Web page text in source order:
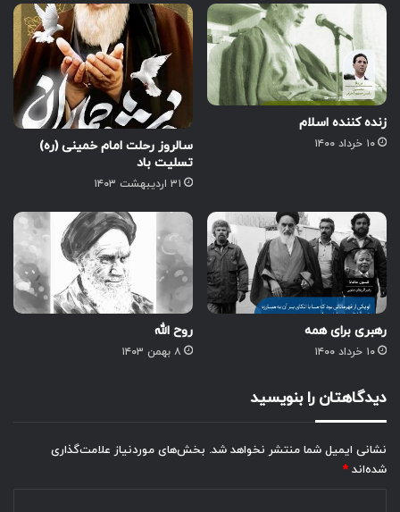
زنده کننده اسلام
۱۰ خرداد ۱۴۰۰
سالروز رحلت امام خمینی (ره)
تسلیت باد
۳۱ اردیبهشت ۱۴۰۳
رهبری برای همه
۱۰ خرداد ۱۴۰۰
روح الله
۸ بهمن ۱۴۰۳
دیدگاهتان را بنویسید
نشانی ایمیل شما منتشر نخواهد شد. بخش‌های موردنیاز علامت‌گذاری
شده‌اند *